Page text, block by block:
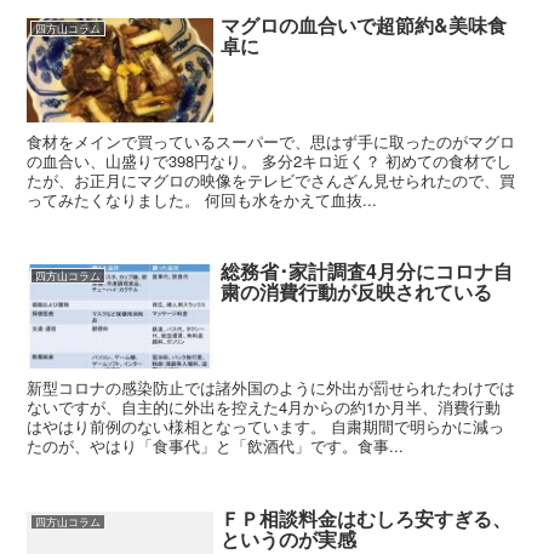
四方山コラム マグロの血合いで超節約&美味食
卓に
食材をメインで買っているスーパーで、思はず手に取ったのがマグロ
の血合い、山盛りで398円なり。 多分2キロ近く？ 初めての食材でし
たが、お正月にマグロの映像をテレビでさんざん見せられたので、買
ってみたくなりました。 何回も水をかえて血抜...
四方山コラム 総務省･家計調査4月分にコロナ自
粛の消費行動が反映されている
新型コロナの感染防止では諸外国のように外出が罰せられたわけでは
ないですが、自主的に外出を控えた4月からの約1か月半、消費行動
はやはり前例のない様相となっています。 自粛期間で明らかに減っ
たのが、やはり「食事代」と「飲酒代」です。食事...
四方山コラム ＦＰ相談料金はむしろ安すぎる、
というのが実感